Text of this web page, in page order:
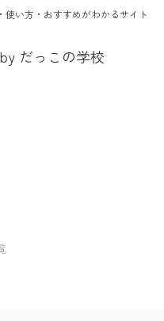
い方・おすすめがわかるサイト
だっこの学校